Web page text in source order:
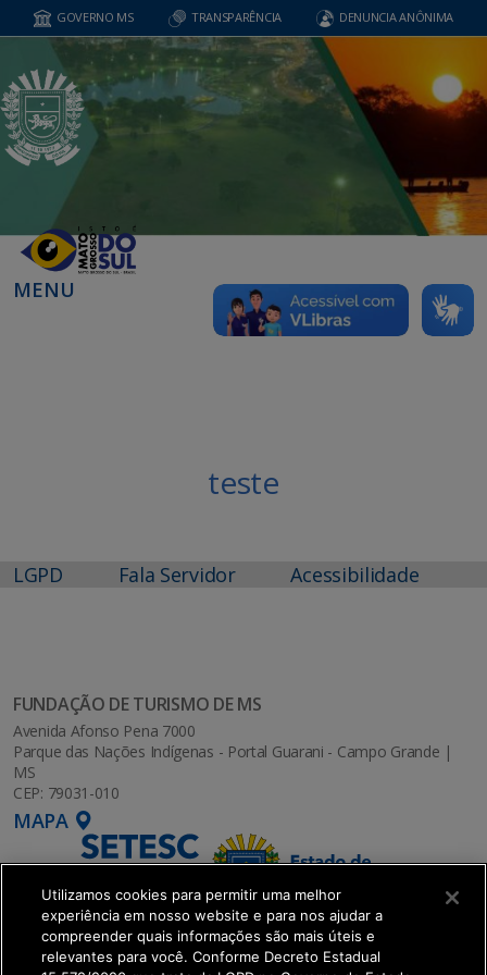
GOVERNO MS TRANSPARÊNCIA DENUNCIA ANÔNIMA
MENU
teste
LGPD Fala Servidor Acessibilidade
FUNDAÇÃO DE TURISMO DE MS
Avenida Afonso Pena 7000
Parque das Nações Indígenas - Portal Guarani - Campo Grande |
MS
CEP: 79031-010
MAPA
Utilizamos cookies para permitir uma melhor
experiência em nosso website e para nos ajudar a
compreender quais informações são mais úteis e
relevantes para você. Conforme Decreto Estadual